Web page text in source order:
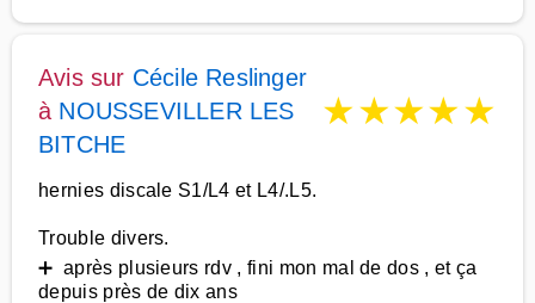
Avis sur Cécile Reslinger
à NOUSSEVILLER LES
BITCHE
★★★★★
hernies discale S1/L4 et L4/.L5.
Trouble divers.
➕ après plusieurs rdv , fini mon mal de dos , et ça
depuis près de dix ans